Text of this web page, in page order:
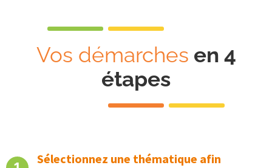
Vos démarches en 4
étapes
Sélectionnez une thématique afin